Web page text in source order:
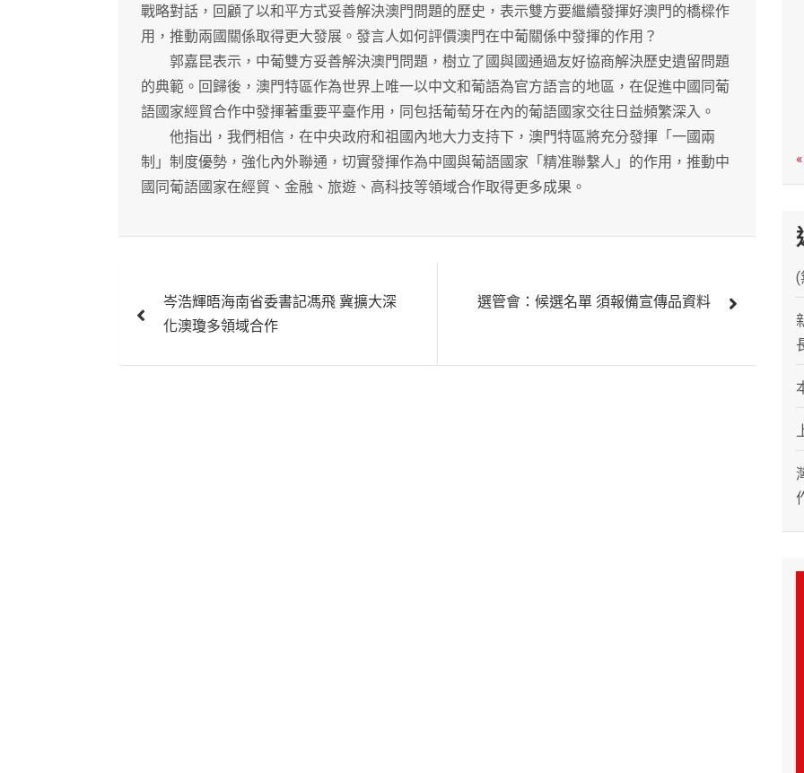
戰略對話，回顧了以和平方式妥善解決澳門問題的歷史，表示雙方要繼續發揮好澳門的橋樑作
用，推動兩國關係取得更大發展。發言人如何評價澳門在中葡關係中發揮的作用？
郭嘉昆表示，中葡雙方妥善解決澳門問題，樹立了國與國通過友好協商解決歷史遺留問題
的典範。回歸後，澳門特區作為世界上唯一以中文和葡語為官方語言的地區，在促進中國同葡
語國家經貿合作中發揮著重要平臺作用，同包括葡萄牙在內的葡語國家交往日益頻繁深入。
他指出，我們相信，在中央政府和祖國內地大力支持下，澳門特區將充分發揮「一國兩
制」制度優勢，強化內外聯通，切實發揮作為中國與葡語國家「精准聯繫人」的作用，推動中
國同葡語國家在經貿、金融、旅遊、高科技等領域合作取得更多成果。
章
岑浩輝晤海南省委書記馮飛 冀擴大深
化澳瓊多領域合作
選管會：候選名單 須報備宣傳品資料
(